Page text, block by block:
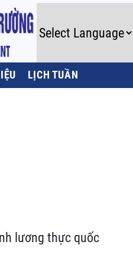
LỊCH TUẦN
lương thực quốc